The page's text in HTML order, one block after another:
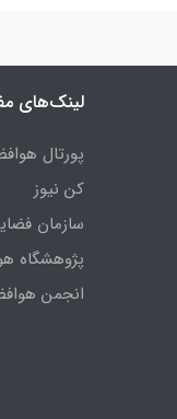
لینک‌های
پورتال
کن نیوز
سازمان
پژوهشگاه
انجمن